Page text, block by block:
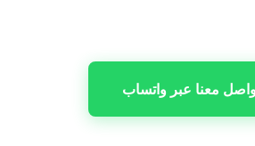
معنا عبر واتساب